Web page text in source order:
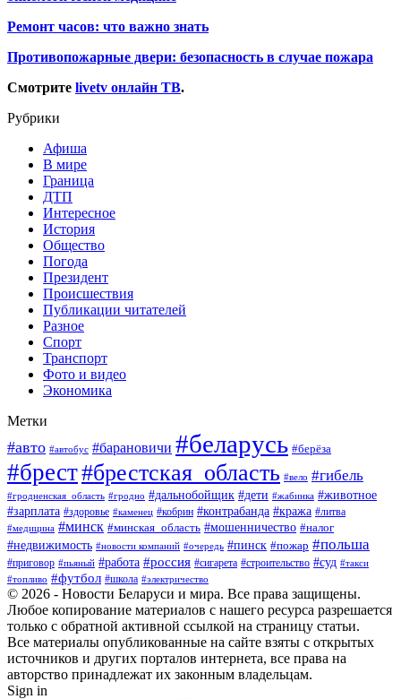
Ремонт часов: что важно знать
Противопожарные двери: безопасность в случае пожара
Смотрите livetv онлайн ТВ.
Рубрики
Афиша
В мире
Граница
ДТП
Интересное
История
Общество
Погода
Президент
Происшествия
Публикации читателей
Разное
Спорт
Транспорт
Фото и видео
Экономика
Метки
#авто #автобус #барановичи #беларусь #берёза
#брест#брестская_область #вело #гибель
#гродненская_область #гродно #дальнобойщик #дети #жабинка #животное
#зарплата #здоровье #каменец #кобрин #контрабанда #кража #литва
#медицина #минск #минская_область #мошенничество #налог
#недвижимость #новости компаний #очередь #пинск #пожар #польша
#приговор #пьяный #работа #россия #сигарета #строительство #суд #такси
#топливо #футбол #школа #электричество
© 2026 - Новости Беларуси и мира. Все права защищены.
Любое копирование материалов с нашего ресурса разрешается
только с обратной активной ссылкой на страницу статьи.
Все материалы опубликованные на сайте взяты с открытых
источников и других порталов интернета, все права на
авторство принадлежат их законным владельцам.
Sign in